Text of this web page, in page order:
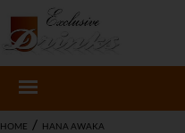
HOME / HANA AWAKA